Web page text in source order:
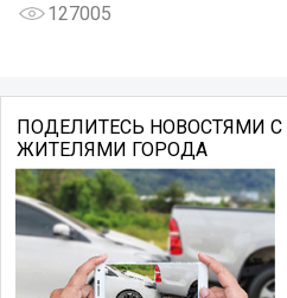
127005
ПОДЕЛИТЕСЬ НОВОСТЯМИ С
ЖИТЕЛЯМИ ГОРОДА